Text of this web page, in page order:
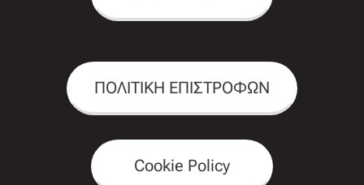
ΠΟΛΙΤΙΚΗ ΕΠΙΣΤΡΟΦΩΝ
Cookie Policy